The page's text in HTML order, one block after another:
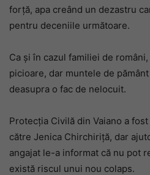
forță, apa creând un dezastru
pentru deceniile următoare.
Ca și în cazul familiei de
picioare, dar muntele de
deasupra o fac de nelocuit.
Protecția Civilă din Vaiano a
către Jenica Chirchiriță, dar
angajat le-a informat că nu pot
există riscul unui nou colaps.